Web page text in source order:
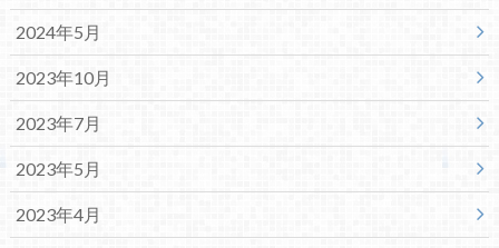
2024年5月
2023年10月
2023年7月
2023年5月
2023年4月